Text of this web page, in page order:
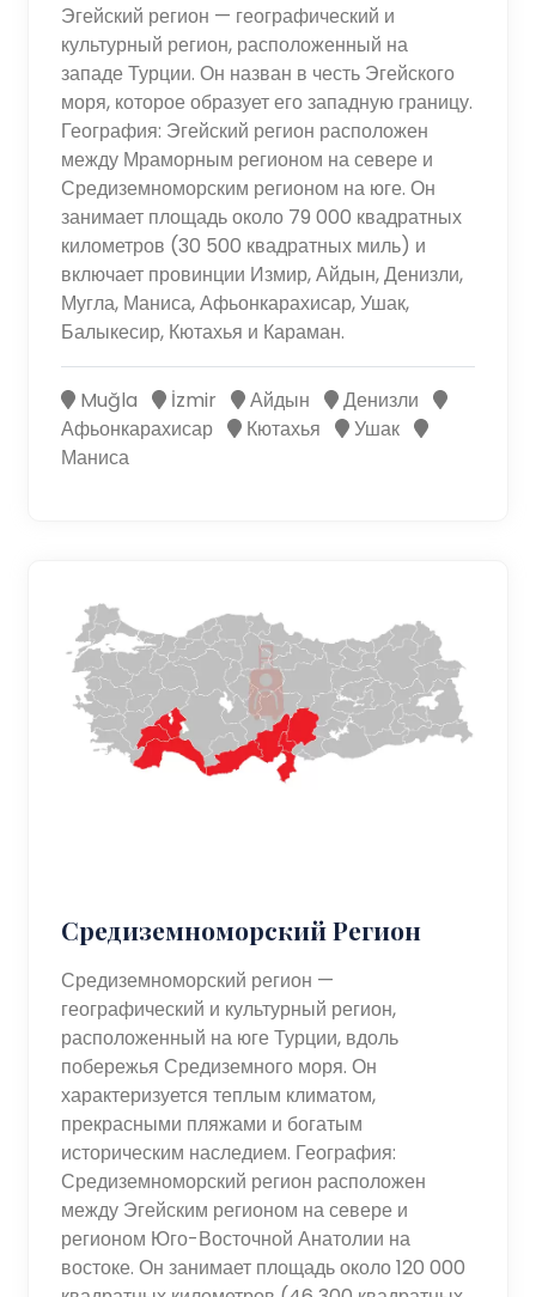
Эгейский регион — географический и
культурный регион, расположенный на
западе Турции. Он назван в честь Эгейского
моря, которое образует его западную границу.
География: Эгейский регион расположен
между Мраморным регионом на севере и
Средиземноморским регионом на юге. Он
занимает площадь около 79 000 квадратных
километров (30 500 квадратных миль) и
включает провинции Измир, Айдын, Денизли,
Мугла, Маниса, Афьонкарахисар, Ушак,
Балыкесир, Кютахья и Караман.
Muğla İzmir Айдын
Денизли
Афьонкарахисар
Кютахья
Ушак
Маниса
Средиземноморский Регион
Средиземноморский регион —
географический и культурный регион,
расположенный на юге Турции, вдоль
побережья Средиземного моря. Он
характеризуется теплым климатом,
прекрасными пляжами и богатым
историческим наследием. География:
Средиземноморский регион расположен
между Эгейским регионом на севере и
регионом Юго-Восточной Анатолии на
востоке. Он занимает площадь около 120 000